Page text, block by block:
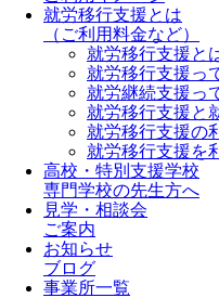
就労移行支援とは
（ご利用料金など）
就労移行支援と
就労移行支援っ
就労継続支援っ
就労移行支援と
就労移行支援の
就労移行支援を
高校・特別支援学校
専門学校の先生方へ
見学・相談会
ご案内
お知らせ
ブログ
事業所一覧